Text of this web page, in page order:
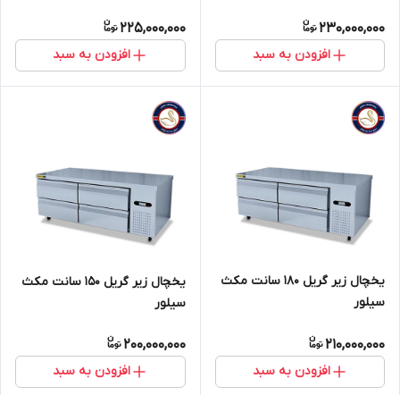
230,000,000
افزودن به سبد
225,000,000
افزودن به سبد
یخچال زیر گریل 180 سانت مکث
سیلور
210,000,000
افزودن به سبد
یخچال زیر گریل 150 سانت مکث
سیلور
200,000,000
افزودن به سبد